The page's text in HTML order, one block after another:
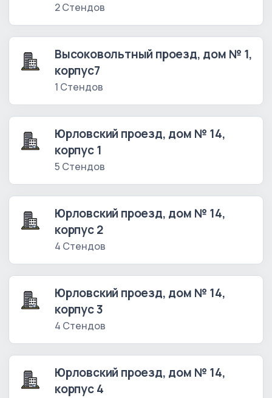
2 Стендов
Высоковольтный проезд, дом № 1,
корпус7
1 Стендов
Юрловский проезд, дом № 14,
корпус 1
5 Стендов
Юрловский проезд, дом № 14,
корпус 2
4 Стендов
Юрловский проезд, дом № 14,
корпус 3
4 Стендов
Юрловский проезд, дом № 14,
корпус 4